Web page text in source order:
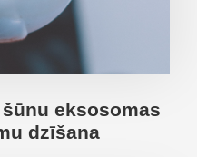
eksosomas
dzīšana